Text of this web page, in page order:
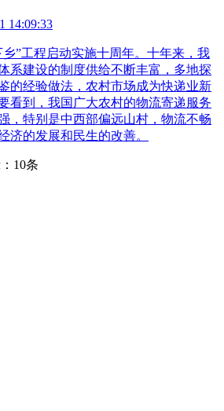
14:09:33
乡”工程启动实施十周年。十年来，我
系建设的制度供给不断丰富，多地探
的经验做法，农村市场成为快递业新
看到，我国广大农村的物流寄递服务
，特别是中西部偏远山村，物流不畅
济的发展和民生的改善。
10条